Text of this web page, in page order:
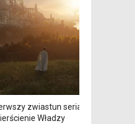
zwiastun serialu
Władzy